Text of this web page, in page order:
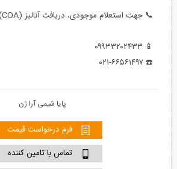
📞 جهت استعلام موجودی، دریافت آنالیز (COA) و ثبت سفارش:
📱 ۰۹۹۳۳۲۰۲۴۳۳
☎️ ۰۲۱-۶۶۵۶۱۴۹۷
پایا شیمی آرا ژن
فرم درخواست قیمت
تماس با تامین کننده